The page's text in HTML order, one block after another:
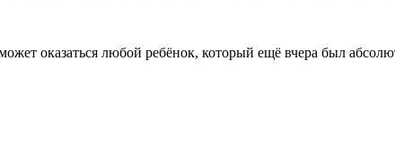
оказаться любой ребёнок, который ещё вчера был